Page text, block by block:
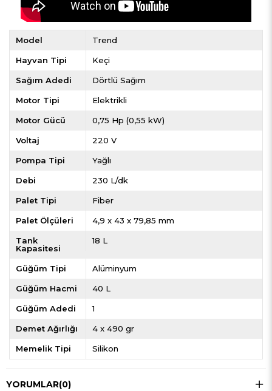
Model Trend
Hayvan Tipi Keçi
Sağım Adedi Dörtlü Sağım
Motor Tipi Elektrikli
Motor Gücü 0,75 Hp (0,55 kW)
Voltaj 220 V
Pompa Tipi Yağlı
Debi 230 L/dk
Palet Tipi Fiber
Palet Ölçüleri 4,9 x 43 x 79,85 mm
Tank
Kapasitesi
18 L
Güğüm Tipi Alüminyum
Güğüm Hacmi 40 L
Güğüm Adedi 1
Demet Ağırlığı 4 x 490 gr
Memelik Tipi Silikon
YORUMLAR(0)